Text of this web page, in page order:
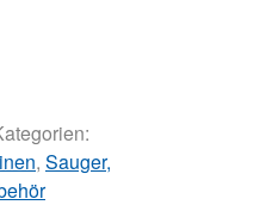
, Sauger,